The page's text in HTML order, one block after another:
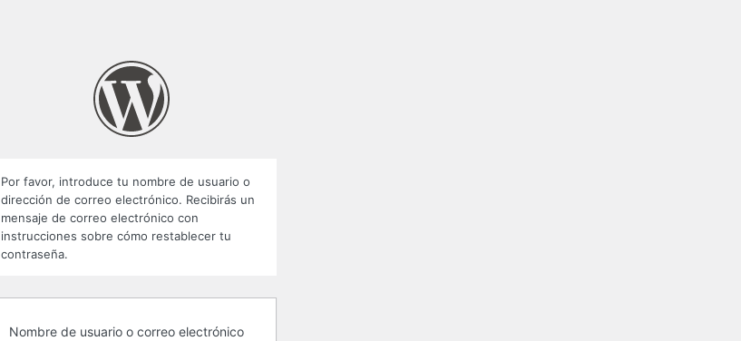
Por favor, introduce tu nombre de usuario o
dirección de correo electrónico. Recibirás un
mensaje de correo electrónico con
instrucciones sobre cómo restablecer tu
contraseña.
Nombre de usuario o correo electrónico